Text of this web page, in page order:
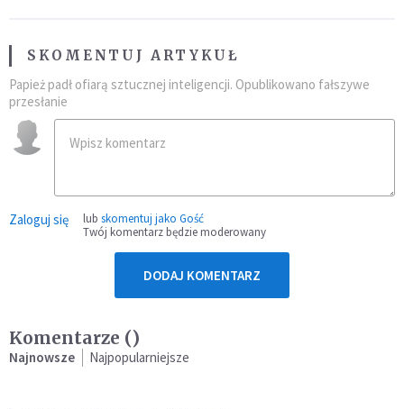
SKOMENTUJ ARTYKUŁ
Papież padł ofiarą sztucznej inteligencji. Opublikowano fałszywe
przesłanie
Zaloguj się lub skomentuj jako Gość
Twój komentarz będzie moderowany
DODAJ KOMENTARZ
Komentarze ()
Najnowsze Najpopularniejsze